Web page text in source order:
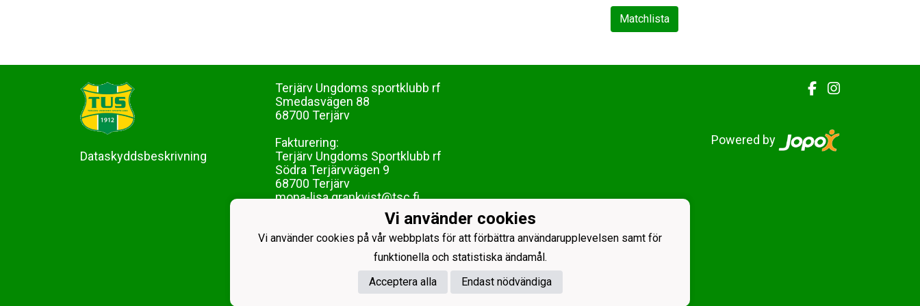
Matchlista
Dataskyddsbeskrivning
Terjärv Ungdoms sportklubb rf
Smedasvägen 88
68700 Terjärv
Fakturering:
Terjärv Ungdoms Sportklubb rf
Södra Terjärvvägen 9
68700 Terjärv
mona-lisa.grankvist@tsc.fi
Powered by
Vi använder cookies
Vi använder cookies på vår webbplats för att förbättra användarupplevelsen samt för
funktionella och statistiska ändamål.
Acceptera alla
Endast nödvändiga